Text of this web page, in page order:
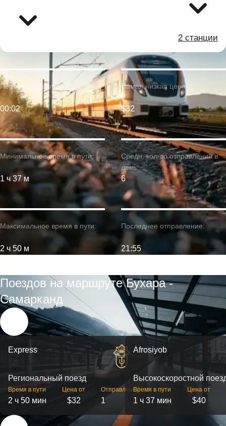
2 станции
Минимальное время в пути:
1 ч 37 м
Первое отправление:
00:02
Максимальное время в пути:
2 ч 50 м
Самая низкая цена:
$32
Средн. кол-во отправлений в
день:
6
Последнее отправление:
21:55
Поездов на маршруте Бухара -
Самарканд
Express
Региональный поезд
Время в пути
2 ч 50 мин
Цена от
$32
Отправлений
1
Afrosiyob
Высокоскоростной
Время в пути
1 ч 37 мин
Цена от
$40